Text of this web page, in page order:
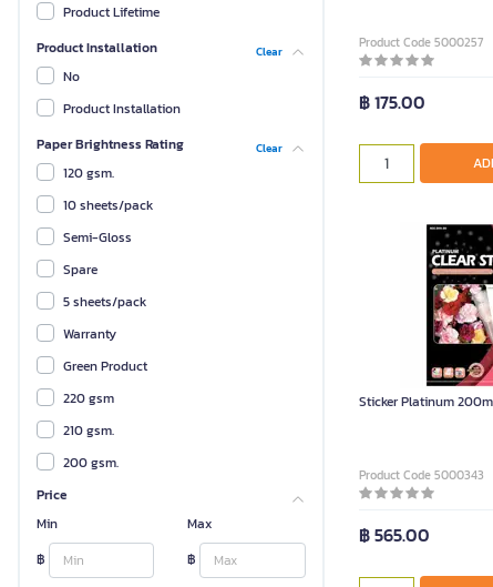
Product Lifetime
Product Installation
Clear
No
Product Installation
Paper Brightness Rating
Clear
120 gsm.
10 sheets/pack
Semi-Gloss
Spare
5 sheets/pack
Warranty
Green Product
220 gsm
210 gsm.
200 gsm.
190 gsm.
170 gsm.
Price
Min
฿
Max
฿
Product Code 5000257
฿ 175.00
Sticker Platinum
Product Code 5000343
฿ 565.00